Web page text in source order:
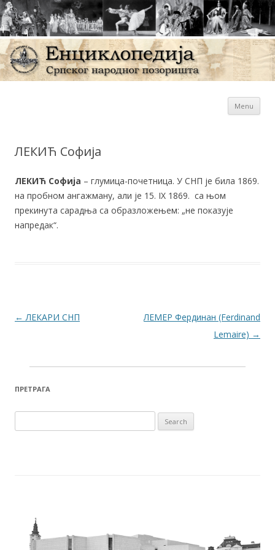
Енциклопедија СрпскогMenu
ЛЕКИЋ Софија
ЛЕКИЋ Софија – глумица-почетница. У СНП је била 1869.
на пробном ангажману, али је 15. IX 1869. са њом
прекинута сарадња са образложењем: „не показује
напредак“.
Post navigation
← ЛЕКАРИ СНП
ЛЕМЕР Фердинан (Ferdinand
Lemaire) →
ПРЕТРАГА